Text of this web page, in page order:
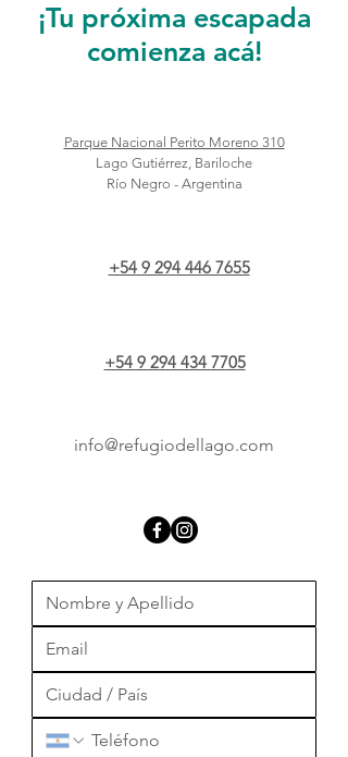
¡Tu próxima escapada
comienza acá!
Parque Nacional Perito Moreno 310
Lago Gutiérrez, Bariloche
Río Negro - Argentina
+54 9 294 446 7655
+54 9 294 434 7705
info@refugiodellago.com